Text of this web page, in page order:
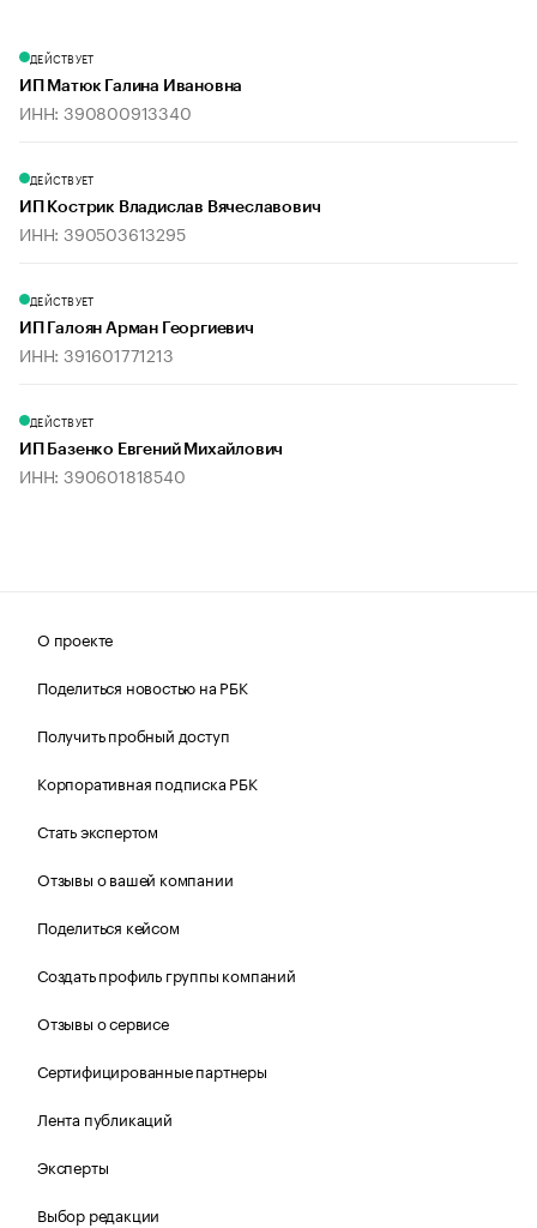
ДЕЙСТВУЕТ
ИП Матюк Галина Ивановна
ИНН: 390800913340
ДЕЙСТВУЕТ
ИП Кострик Владислав Вячеславович
ИНН: 390503613295
ДЕЙСТВУЕТ
ИП Галоян Арман Георгиевич
ИНН: 391601771213
ДЕЙСТВУЕТ
ИП Базенко Евгений Михайлович
ИНН: 390601818540
О проекте
Поделиться новостью на РБК
Получить пробный доступ
Корпоративная подписка РБК
Стать экспертом
Отзывы о вашей компании
Поделиться кейсом
Создать профиль группы компаний
Отзывы о сервисе
Сертифицированные партнеры
Лента публикаций
Эксперты
Выбор редакции